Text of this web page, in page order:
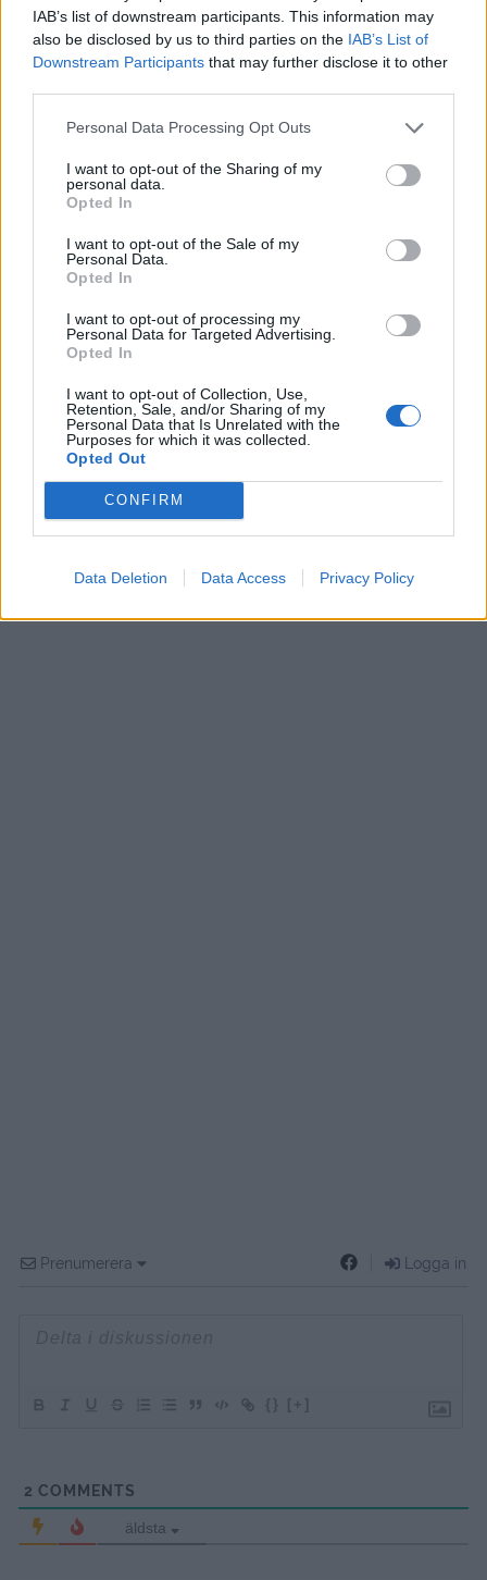
IAB’s list of downstream participants. This information may
also be disclosed by us to third parties on the IAB’s List of
Downstream Participants that may further disclose it to other
Personal Data Processing Opt Outs
I want to opt-out of the Sharing of my
personal data.
Opted In
I want to opt-out of the Sale of my
Personal Data.
Opted In
I want to opt-out of processing my
Personal Data for Targeted Advertising.
Opted In
I want to opt-out of Collection, Use,
Retention, Sale, and/or Sharing of my
Personal Data that Is Unrelated with the
Purposes for which it was collected.
Opted Out
CONFIRM
Data Deletion Data Access Privacy Policy
på altanen med kvällsolen –
Ha en underbar lördag- och vi hörs snart igen.
Tjingeling.
Prenumerera Logga in
{} [+]
2 COMMENTS
äldsta